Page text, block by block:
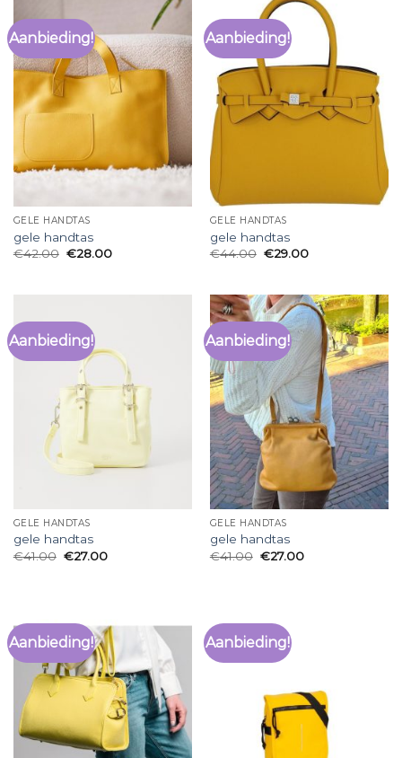
Aanbieding!
GELE HANDTAS
gele handtas
€42.00 €28.00
Aanbieding!
GELE HANDTAS
gele handtas
€44.00 €29.00
Aanbieding!
GELE HANDTAS
gele handtas
€41.00 €27.00
Aanbieding!
GELE HANDTAS
gele handtas
€41.00 €27.00
Aanbieding! Aanbieding!